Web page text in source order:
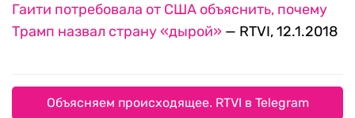
Гаити потребовала от США объяснить, почему
Трамп назвал страну «дырой» — RTVI, 12.1.2018
Объясняем происходящее. RTVI в Telegram